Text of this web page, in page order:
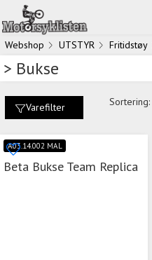
Webshop UTSTYR Fritidstøy
> Bukse
Varefilter Sortering:
A03.14.002 MAL
Beta Bukse Team Replica